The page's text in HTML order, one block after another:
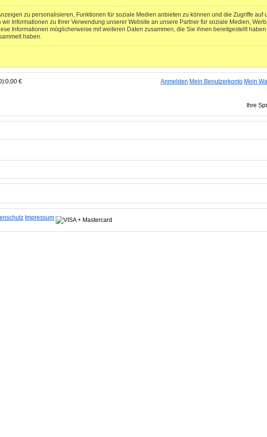
zu personalisieren, Funktionen für soziale Medien anbieten zu können und die Zugriffe auf
Informationen zu Ihrer Verwendung unserer Website an unsere Partner für soziale Medien,
Informationen möglicherweise mit weiteren Daten zusammen, die Sie ihnen bereitgestellt
haben.
Anmelden Mein Benutzerkonto Mein
€
Ihre
Impressum